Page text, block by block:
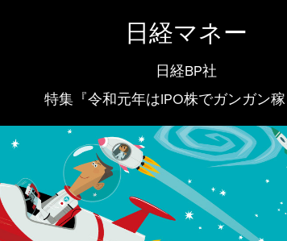
日経マネー
日経BP社
特集『令和元年はIPO株でガンガン稼